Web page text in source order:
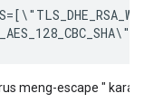
meng-escape "